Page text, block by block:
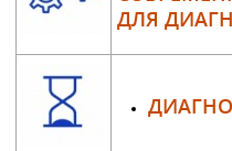
ДЛЯ